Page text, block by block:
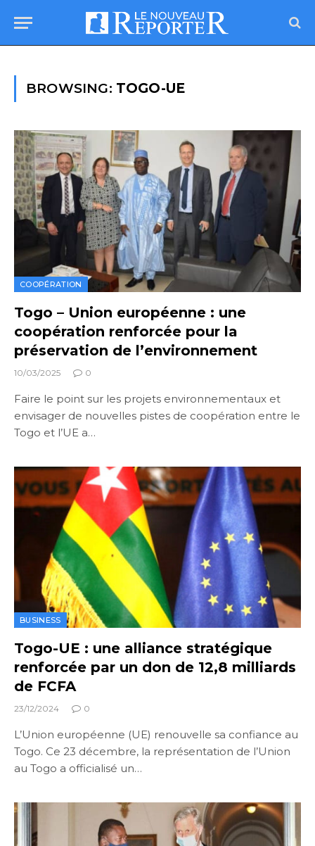
BROWSING: TOGO-UE
COOPÉRATION
Togo – Union européenne : une
coopération renforcée pour la
préservation de l’environnement
10/03/2025 0
Faire le point sur les projets environnementaux et
envisager de nouvelles pistes de coopération entre le
Togo et l’UE a…
BUSINESS
Togo-UE : une alliance stratégique
renforcée par un don de 12,8 milliards
de FCFA
23/12/2024 0
L’Union européenne (UE) renouvelle sa confiance au
Togo. Ce 23 décembre, la représentation de l’Union
au Togo a officialisé un…